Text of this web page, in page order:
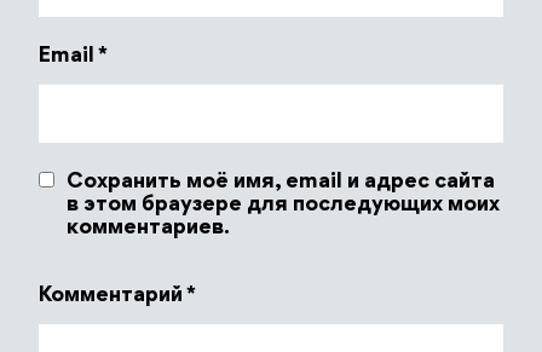
Email *
Сохранить моё имя, email и адрес сайта
в этом браузере для последующих моих
комментариев.
Комментарий *